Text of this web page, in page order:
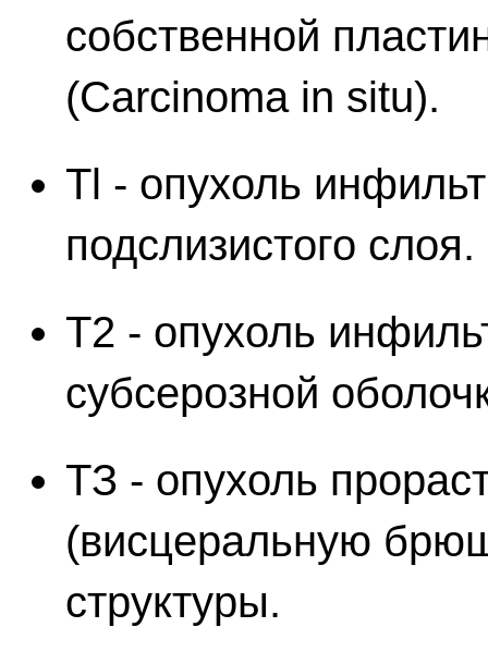
собственной
(Carcinoma in situ).
Tl - опухоль
подслизистого слоя.
Т2 - опухоль
субсерозной
ТЗ - опухоль
(висцеральную
структуры.